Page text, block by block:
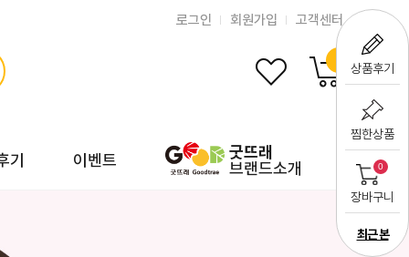
상품후기
찜한상품
0
장바구니
최근 본
로그인 회원가입 고객센터
기 이벤트
굿뜨래
브랜드소개